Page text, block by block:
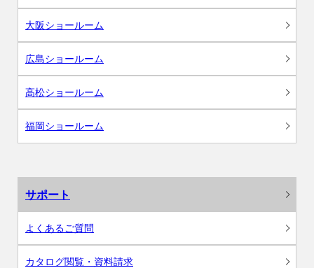
大阪ショールーム
広島ショールーム
高松ショールーム
福岡ショールーム
サポート
よくあるご質問
カタログ閲覧・資料請求